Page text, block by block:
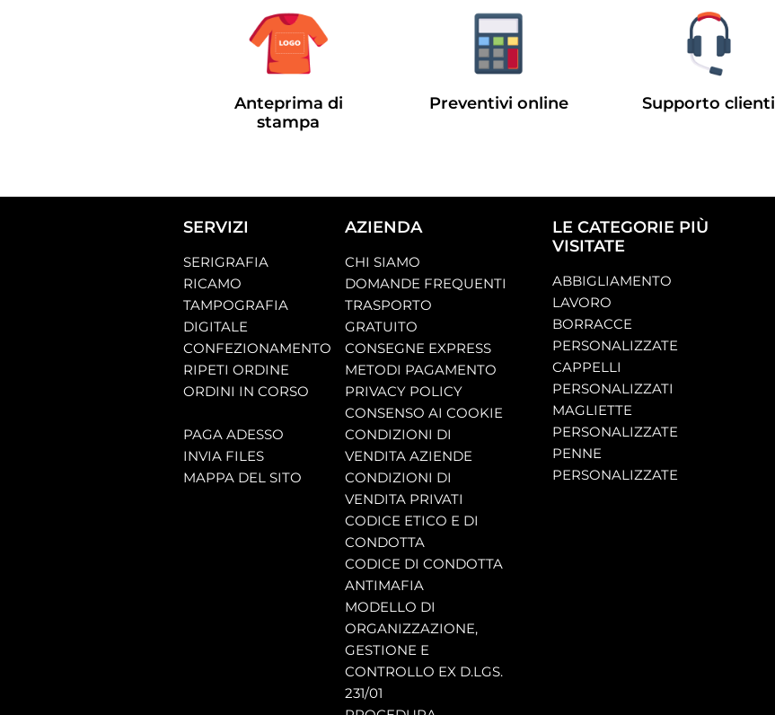
Anteprima di
stampa
Preventivi online Supporto clienti
SERVIZI
SERIGRAFIA
RICAMO
TAMPOGRAFIA
DIGITALE
CONFEZIONAMENTO
RIPETI ORDINE
ORDINI IN CORSO
PAGA ADESSO
INVIA FILES
MAPPA DEL SITO
AZIENDA
CHI SIAMO
DOMANDE FREQUENTI
TRASPORTO
GRATUITO
CONSEGNE EXPRESS
METODI PAGAMENTO
PRIVACY POLICY
CONSENSO AI COOKIE
CONDIZIONI DI
VENDITA AZIENDE
CONDIZIONI DI
VENDITA PRIVATI
CODICE ETICO E DI
CONDOTTA
CODICE DI CONDOTTA
ANTIMAFIA
MODELLO DI
ORGANIZZAZIONE,
GESTIONE E
CONTROLLO EX D.LGS.
231/01
LE CATEGORIE PIÙ
VISITATE
ABBIGLIAMENTO
LAVORO
BORRACCE
PERSONALIZZATE
CAPPELLI
PERSONALIZZATI
MAGLIETTE
PERSONALIZZATE
PENNE
PERSONALIZZATE